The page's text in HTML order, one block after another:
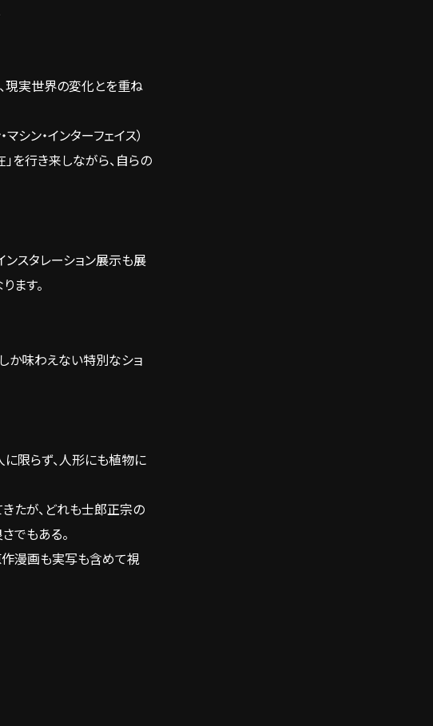
現実世界の変化とを重ね
シン・インターフェイス）
を行き来しながら、自らの
ンスタレーション展示も展
ます。
か味わえない特別なショ
に限らず、人形にも植物に
たが、どれも士郎正宗の
でもある。
作漫画も実写も含めて視